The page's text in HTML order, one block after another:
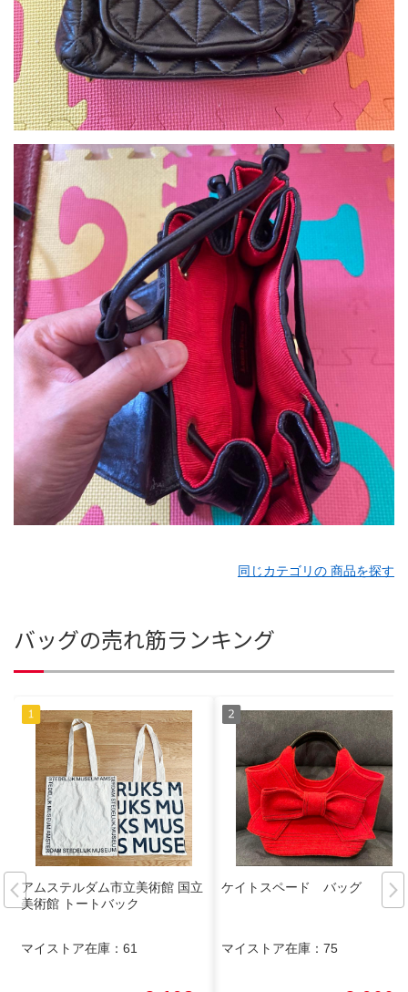
同じカテゴリの 商品を探す
バッグの売れ筋ランキング
アムステルダム市立美術館 国立
美術館 トートバック
マイストア在庫： 61
ケイトスペード バッグ
マイストア在庫： 75